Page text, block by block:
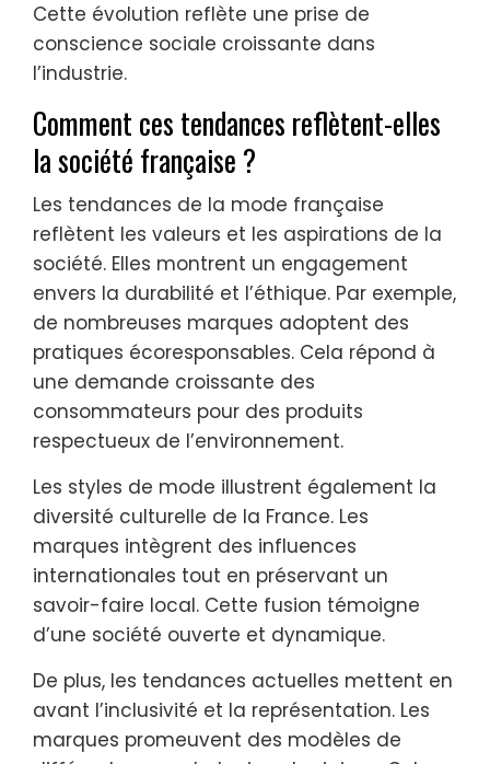
Cette évolution reflète une prise de
conscience sociale croissante dans
l’industrie.
Comment ces tendances reflètent-elles
la société française ?
Les tendances de la mode française
reflètent les valeurs et les aspirations de la
société. Elles montrent un engagement
envers la durabilité et l’éthique. Par exemple,
de nombreuses marques adoptent des
pratiques écoresponsables. Cela répond à
une demande croissante des
consommateurs pour des produits
respectueux de l’environnement.
Les styles de mode illustrent également la
diversité culturelle de la France. Les
marques intègrent des influences
internationales tout en préservant un
savoir-faire local. Cette fusion témoigne
d’une société ouverte et dynamique.
De plus, les tendances actuelles mettent en
avant l’inclusivité et la représentation. Les
marques promeuvent des modèles de